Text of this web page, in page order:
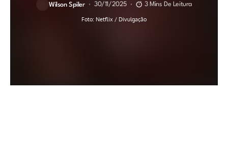
Wilson Spiler 30/11/2025 3 Mins De Leitura
Foto: Netflix / Divulgação